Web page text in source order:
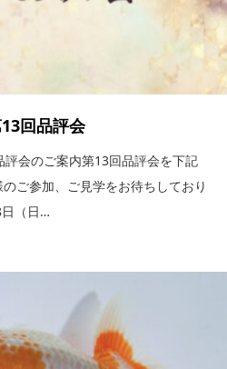
回品評会
会のご案内第13回品評会を下記
ご参加、ご見学をお待ちしており
日（日…